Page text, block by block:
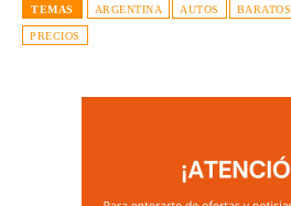
TEMAS ARGENTINA AUTOS BARATOS
PRECIOS